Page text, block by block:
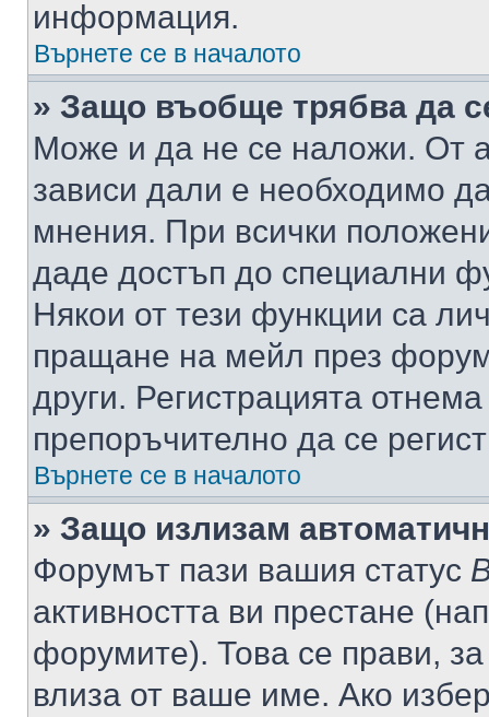
информация.
Върнете се в началото
» Защо въобще трябва да
Може и да не се наложи. От
зависи дали е необходимо
мнения. При всички
даде достъп до специални
Някои от тези функции са
пращане на мейл през
други. Регистрацията
препоръчително да се
Върнете се в началото
» Защо излизам
Форумът пази вашия статус
активността ви престане
форумите). Това се прави,
влиза от ваше име. Ако